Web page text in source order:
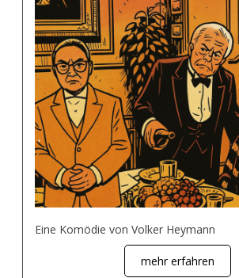
Eine Komödie von Volker Heymann
mehr erfahren